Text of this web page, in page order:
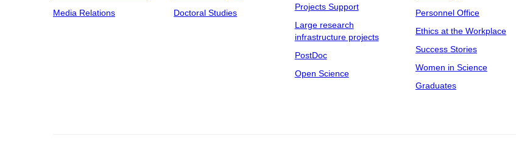
Media Relations
Doctoral Studies
Projects Support
Large research
infrastructure projects
PostDoc
Open Science
Personnel Office
Ethics at the Workplace
Success Stories
Women in Science
Graduates